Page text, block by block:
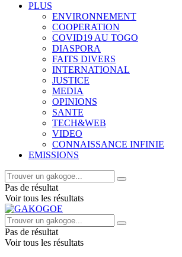
PLUS
ENVIRONNEMENT
COOPERATION
COVID19 AU TOGO
DIASPORA
FAITS DIVERS
INTERNATIONAL
JUSTICE
MEDIA
OPINIONS
SANTE
TECH&WEB
VIDEO
CONNAISSANCE INFINIE
EMISSIONS
Pas de résultat
Voir tous les résultats
Pas de résultat
Voir tous les résultats